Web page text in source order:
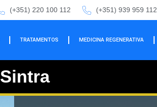
(+351) 220 100 112 (+351) 939 959 112
TRATAMENTOS MEDICINA REGENERATIVA
Sintra